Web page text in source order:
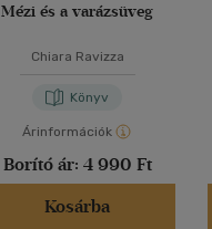
Mézi és a varázsüveg
Chiara Ravizza
Könyv
Árinformációk
Borító ár: 4 990 Ft
Kosárba